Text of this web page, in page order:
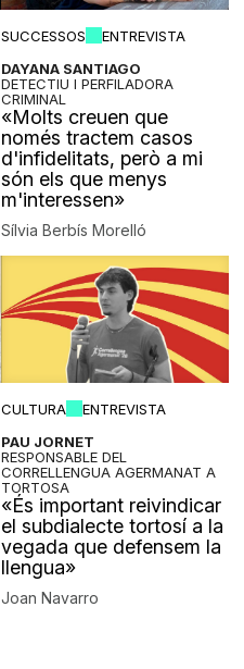
SUCCESSOS
ENTREVISTA
DAYANA SANTIAGO
DETECTIU I PERFILADORA
CRIMINAL
«Molts creuen que
només tractem casos
d'infidelitats, però a mi
són els que menys
m'interessen»
Sílvia Berbís Morelló
CULTURA
ENTREVISTA
PAU JORNET
RESPONSABLE DEL
CORRELLENGUA AGERMANAT A
TORTOSA
«És important reivindicar
el subdialecte tortosí a la
vegada que defensem la
llengua»
Joan Navarro